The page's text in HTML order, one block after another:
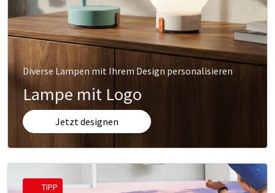
Diverse Lampen mit Ihrem Design personalisieren
Lampe mit Logo
Jetzt designen
TIPP